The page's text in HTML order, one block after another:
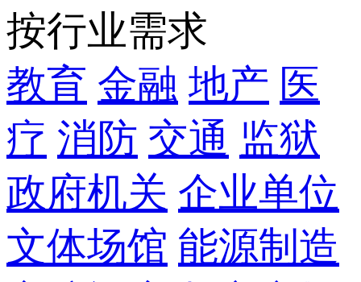
按行业需求
教育 金融 地产 医
疗 消防 交通 监狱
政府机关 企业单位
文体场馆 能源制造